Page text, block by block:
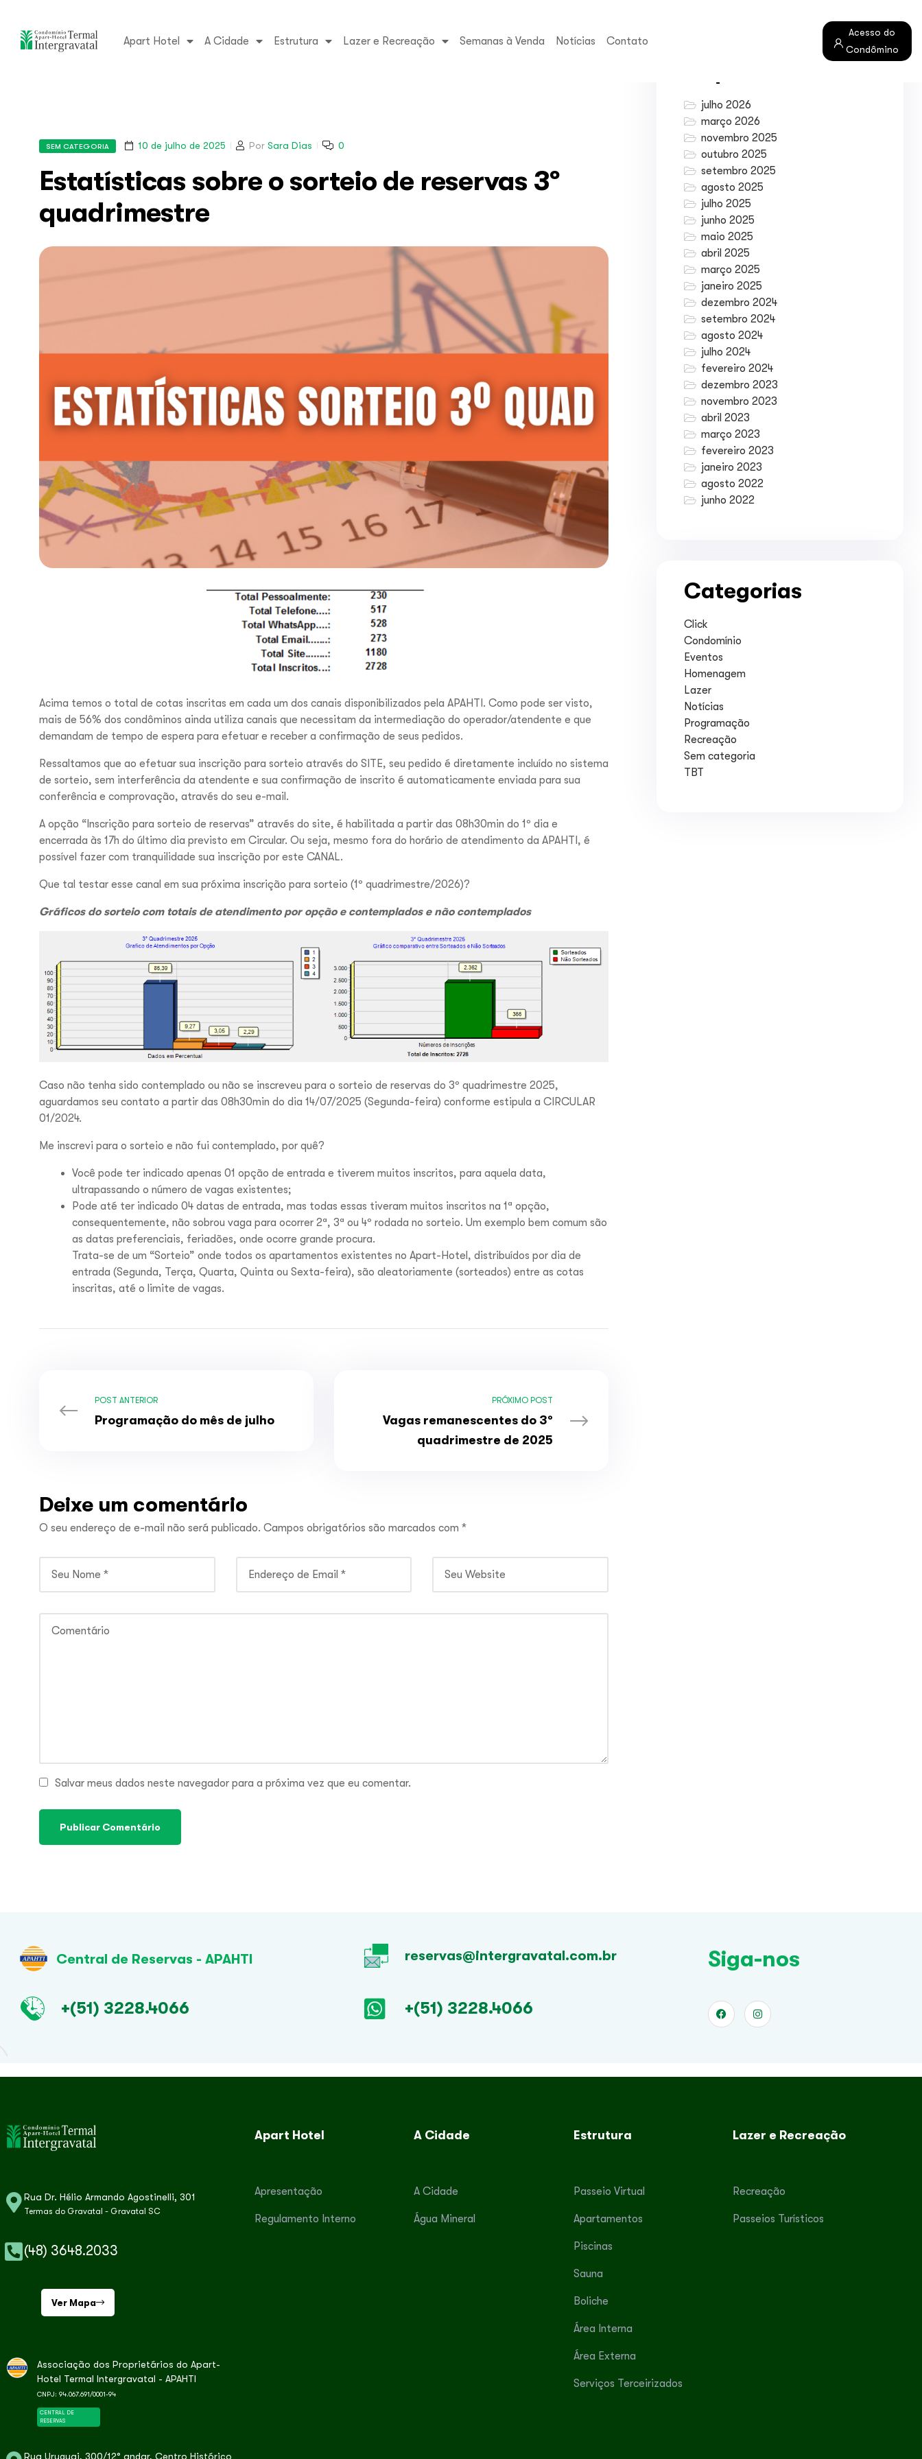
Apart Hotel A Cidade Estrutura Lazer e Recreação Semanas à Venda Notícias Contato
Acesso do
Condômino
SEM CATEGORIA 10 de julho de 2025 Por Sara Dias 0
Estatísticas sobre o sorteio de reservas 3º
quadrimestre
Acima temos o total de cotas inscritas em cada um dos canais disponibilizados pela APAHTI. Como pode ser visto,
mais de 56% dos condôminos ainda utiliza canais que necessitam da intermediação do operador/atendente e que
demandam de tempo de espera para efetuar e receber a confirmação de seus pedidos.
Ressaltamos que ao efetuar sua inscrição para sorteio através do SITE, seu pedido é diretamente incluído no sistema
de sorteio, sem interferência da atendente e sua confirmação de inscrito é automaticamente enviada para sua
conferência e comprovação, através do seu e-mail.
A opção “Inscrição para sorteio de reservas” através do site, é habilitada a partir das 08h30min do 1º dia e
encerrada às 17h do último dia previsto em Circular. Ou seja, mesmo fora do horário de atendimento da APAHTI, é
possível fazer com tranquilidade sua inscrição por este CANAL.
Que tal testar esse canal em sua próxima inscrição para sorteio (1º quadrimestre/2026)?
Gráficos do sorteio com totais de atendimento por opção e contemplados e não contemplados
Caso não tenha sido contemplado ou não se inscreveu para o sorteio de reservas do 3º quadrimestre 2025,
aguardamos seu contato a partir das 08h30min do dia 14/07/2025 (Segunda-feira) conforme estipula a CIRCULAR
01/2024.
Me inscrevi para o sorteio e não fui contemplado, por quê?
Você pode ter indicado apenas 01 opção de entrada e tiverem muitos inscritos, para aquela data,
ultrapassando o número de vagas existentes;
Pode até ter indicado 04 datas de entrada, mas todas essas tiveram muitos inscritos na 1ª opção,
consequentemente, não sobrou vaga para ocorrer 2ª, 3ª ou 4º rodada no sorteio. Um exemplo bem comum são
as datas preferenciais, feriadões, onde ocorre grande procura.
Trata-se de um “Sorteio” onde todos os apartamentos existentes no Apart-Hotel, distribuídos por dia de
entrada (Segunda, Terça, Quarta, Quinta ou Sexta-feira), são aleatoriamente (sorteados) entre as cotas
inscritas, até o limite de vagas.
POST ANTERIOR
Programação do mês de julho
PRÓXIMO POST
Vagas remanescentes do 3º
quadrimestre de 2025
Deixe um comentário
O seu endereço de e-mail não será publicado. Campos obrigatórios são marcados com *
Salvar meus dados neste navegador para a próxima vez que eu comentar.
julho 2026
março 2026
novembro 2025
outubro 2025
setembro 2025
agosto 2025
julho 2025
junho 2025
maio 2025
abril 2025
março 2025
janeiro 2025
dezembro 2024
setembro 2024
agosto 2024
julho 2024
fevereiro 2024
dezembro 2023
novembro 2023
abril 2023
março 2023
fevereiro 2023
janeiro 2023
agosto 2022
junho 2022
Categorias
Click
Condomínio
Eventos
Homenagem
Lazer
Notícias
Programação
Recreação
Sem categoria
TBT
Central de Reservas - APAHTI
+(51) 3228.4066
reservas@intergravatal.com.br
+(51) 3228.4066
Siga-nos
Rua Dr. Hélio Armando Agostinelli, 301
Termas do Gravatal - Gravatal SC
(48) 3648.2033
Ver Mapa
Associação dos Proprietários do Apart-
Hotel Termal Intergravatal - APAHTI
CNPJ: 94.067.691/0001-94
CENTRAL DE
RESERVAS
Rua Uruguai, 300/12° andar, Centro Histórico
Apart Hotel
Apresentação
Regulamento Interno
A Cidade
A Cidade
Água Mineral
Estrutura
Passeio Virtual
Apartamentos
Piscinas
Sauna
Boliche
Área Interna
Área Externa
Serviços Terceirizados
Lazer e Recreação
Recreação
Passeios Turísticos